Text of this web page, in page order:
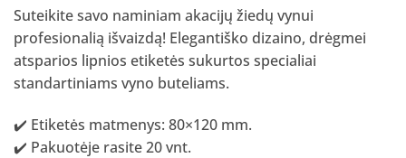
Suteikite savo naminiam akacijų žiedų vynui
profesionalią išvaizdą! Elegantiško dizaino, drėgmei
atsparios lipnios etiketės sukurtos specialiai
standartiniams vyno buteliams.
✔️ Etiketės matmenys: 80×120 mm.
✔️ Pakuotėje rasite 20 vnt.